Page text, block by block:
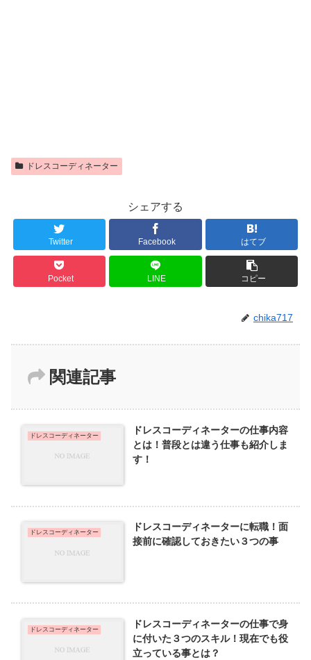
ドレスコーディネーター
シェアする
Twitter Facebook はてブ
Pocket LINE コピー
chika717
関連記事
ドレスコーディネーター
ドレスコーディネーターの仕事内容
とは！普段とは違う仕事も紹介しま
す！
ドレスコーディネーター
ドレスコーディネーターに転職！面
接前に確認しておきたい３つの事
ドレスコーディネーター
ドレスコーディネーターの仕事で身
に付いた３つのスキル！現在でも役
立っている事とは？